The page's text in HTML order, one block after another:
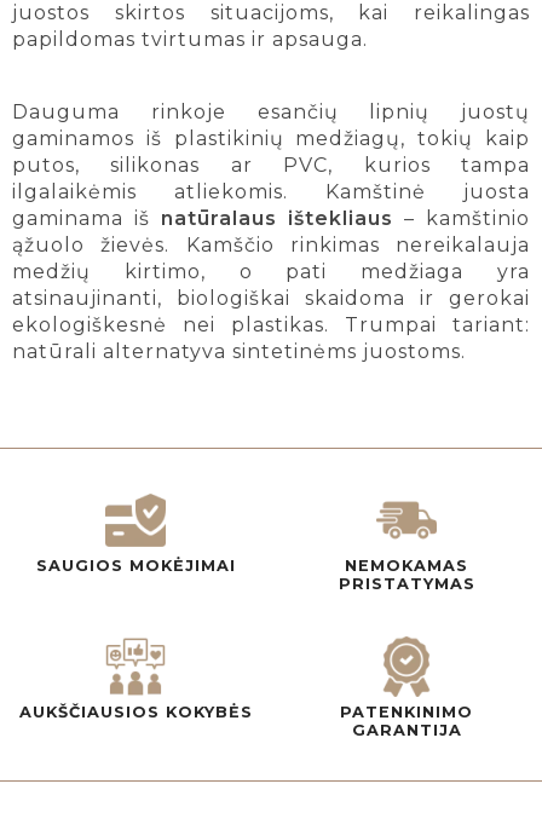
juostos skirtos situacijoms, kai reikalingas
papildomas tvirtumas ir apsauga.
Dauguma rinkoje esančių lipnių juostų
gaminamos iš plastikinių medžiagų, tokių kaip
putos, silikonas ar PVC, kurios tampa
ilgalaikėmis atliekomis. Kamštinė juosta
gaminama iš natūralaus ištekliaus – kamštinio
ąžuolo žievės. Kamščio rinkimas nereikalauja
medžių kirtimo, o pati medžiaga yra
atsinaujinanti, biologiškai skaidoma ir gerokai
ekologiškesnė nei plastikas. Trumpai tariant:
natūrali alternatyva sintetinėms juostoms.
SAUGIOS MOKĖJIMAI
NEMOKAMAS
PRISTATYMAS
AUKŠČIAUSIOS KOKYBĖS
PATENKINIMO
GARANTIJA